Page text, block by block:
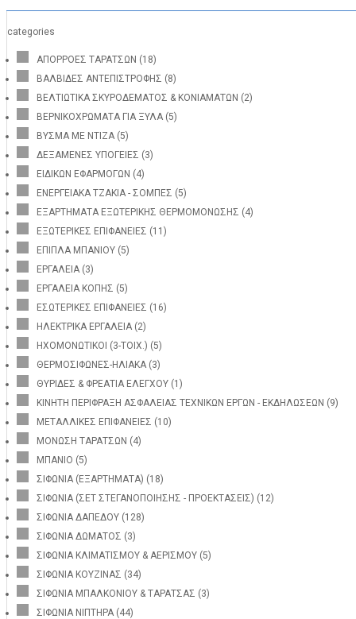
categories
ΑΠΟΡΡΟΕΣ ΤΑΡΑΤΣΩΝ (18)
ΒΑΛΒΙΔΕΣ ΑΝΤΕΠΙΣΤΡΟΦΗΣ (8)
ΒΕΛΤΙΩΤΙΚΑ ΣΚΥΡΟΔΕΜΑΤΟΣ & ΚΟΝΙΑΜΑΤΩΝ (2)
ΒΕΡΝΙΚΟΧΡΩΜΑΤΑ ΓΙΑ ΞΥΛΑ (5)
ΒΥΣΜΑ ΜΕ ΝΤΙΖΑ (5)
ΔΕΞΑΜΕΝΕΣ ΥΠΟΓΕΙΕΣ (3)
ΕΙΔΙΚΩΝ ΕΦΑΡΜΟΓΩΝ (4)
ΕΝΕΡΓΕΙΑΚΑ ΤΖΑΚΙΑ - ΣΟΜΠΕΣ (5)
ΕΞΑΡΤΗΜΑΤΑ ΕΞΩΤΕΡΙΚΗΣ ΘΕΡΜΟΜΟΝΩΣΗΣ (4)
ΕΞΩΤΕΡΙΚΕΣ ΕΠΙΦΑΝΕΙΕΣ (11)
ΕΠΙΠΛΑ ΜΠΑΝΙΟΥ (5)
ΕΡΓΑΛΕΙΑ (3)
ΕΡΓΑΛΕΙΑ ΚΟΠΗΣ (5)
ΕΣΩΤΕΡΙΚΕΣ ΕΠΙΦΑΝΕΙΕΣ (16)
ΗΛΕΚΤΡΙΚΑ ΕΡΓΑΛΕΙΑ (2)
ΗΧΟΜΟΝΩΤΙΚΟΙ (3-ΤΟΙΧ.) (5)
ΘΕΡΜΟΣΙΦΩΝΕΣ-ΗΛΙΑΚΑ (3)
ΘΥΡΙΔΕΣ & ΦΡΕΑΤΙΑ ΕΛΕΓΧΟΥ (1)
ΚΙΝΗΤΗ ΠΕΡΙΦΡΑΞΗ ΑΣΦΑΛΕΙΑΣ ΤΕΧΝΙΚΩΝ ΕΡΓΩΝ - ΕΚΔΗΛΩΣΕΩΝ (9)
ΜΕΤΑΛΛΙΚΕΣ ΕΠΙΦΑΝΕΙΕΣ (10)
ΜΟΝΩΣΗ ΤΑΡΑΤΣΩΝ (4)
ΜΠΑΝΙΟ (5)
ΣΙΦΩΝΙΑ (ΕΞΑΡΤΗΜΑΤΑ) (18)
ΣΙΦΩΝΙΑ (ΣΕΤ ΣΤΕΓΑΝΟΠΟΙΗΣΗΣ - ΠΡΟΕΚΤΑΣΕΙΣ) (12)
ΣΙΦΩΝΙΑ ΔΑΠΕΔΟΥ (128)
ΣΙΦΩΝΙΑ ΔΩΜΑΤΟΣ (3)
ΣΙΦΩΝΙΑ ΚΛΙΜΑΤΙΣΜΟΥ & ΑΕΡΙΣΜΟΥ (5)
ΣΙΦΩΝΙΑ ΚΟΥΖΙΝΑΣ (34)
ΣΙΦΩΝΙΑ ΜΠΑΛΚΟΝΙΟΥ & ΤΑΡΑΤΣΑΣ (3)
ΣΙΦΩΝΙΑ ΝΙΠΤΗΡΑ (44)